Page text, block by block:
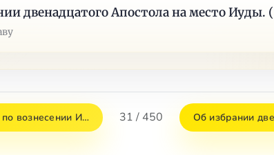
двенадцатого Апостола на место Иуды.
вознесении И… 31 / 450 Об избрании